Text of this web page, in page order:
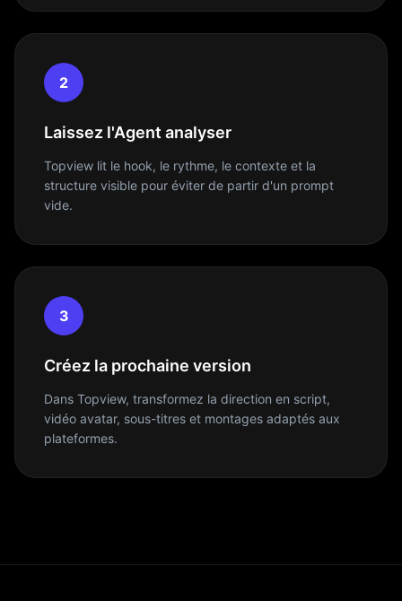
2
Laissez l'Agent analyser
Topview lit le hook, le rythme, le contexte et la
structure visible pour éviter de partir d'un prompt
vide.
3
Créez la prochaine version
Dans Topview, transformez la direction en script,
vidéo avatar, sous-titres et montages adaptés aux
plateformes.